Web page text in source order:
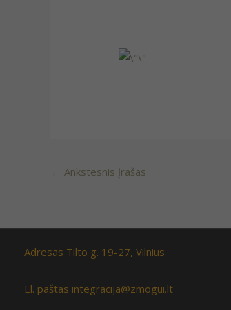
← Ankstesnis Įrašas
Adresas Tilto g. 19-27, Vilnius
El. paštas integracija@zmogui.lt